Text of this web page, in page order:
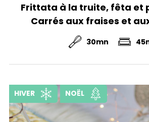
Frittata à la truite, fêta et
Carrés aux fraises et
30mn
HIVER NOËL